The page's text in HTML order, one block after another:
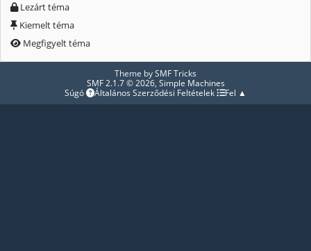
Lezárt téma
Kiemelt téma
Megfigyelt téma
Theme bySMF Tricks
SMF 2.1.7 © 2026, Simple Machines
Súgó
Általános Szerződési Feltételek Fel ▲